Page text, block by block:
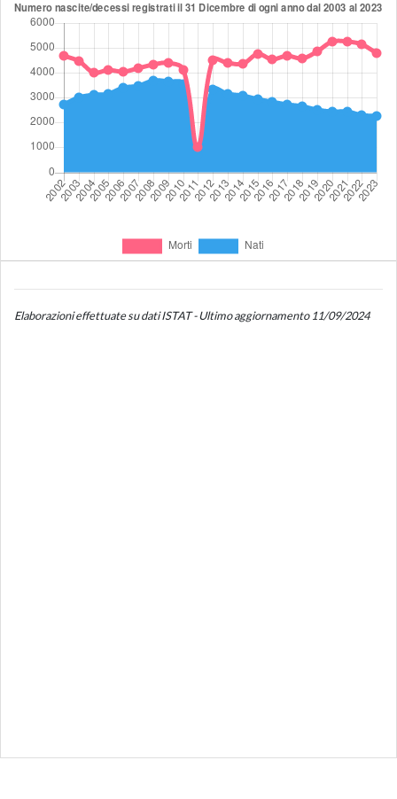
Elaborazioni effettuate su dati ISTAT - Ultimo aggiornamento 11/09/2024